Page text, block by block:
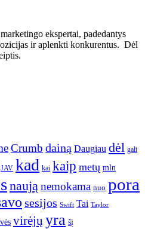
ekspertai, padedantys
ir aplenkti konkurentus. Dėl
Crumb dainą Daugiau dėl gali
JAV kad kai kaip metų mln
naują nemokama nuo pora
sesijos Swift Tai Taylor
virėjų yra šį